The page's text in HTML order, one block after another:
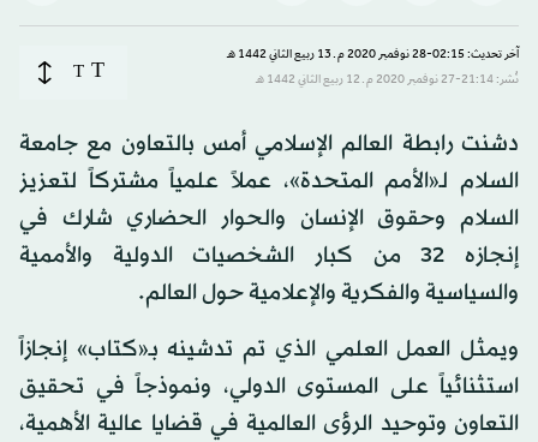
آخر تحديث: 02:15-28 نوفمبر 2020 م ـ 13 ربيع الثاني 1442 هـ
نُشر: 21:14-27 نوفمبر 2020 م ـ 12 ربيع الثاني 1442 هـ
T
T
دشنت رابطة العالم الإسلامي أمس بالتعاون مع جامعة
السلام لـ«الأمم المتحدة»، عملاً علمياً مشتركاً لتعزيز
السلام وحقوق الإنسان والحوار الحضاري شارك في
إنجازه 32 من كبار الشخصيات الدولية والأممية
والسياسية والفكرية والإعلامية حول العالم.
ويمثل العمل العلمي الذي تم تدشينه بـ«كتاب» إنجازاً
استثنائياً على المستوى الدولي، ونموذجاً في تحقيق
التعاون وتوحيد الرؤى العالمية في قضايا عالية الأهمية،